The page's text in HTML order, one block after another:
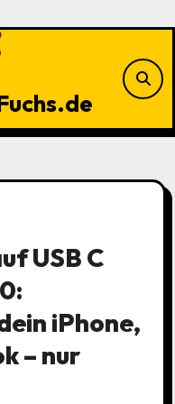
USB C
iPhone,
– nur